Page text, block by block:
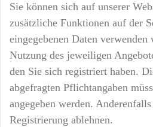
Sie können sich auf unserer
zusätzliche Funktionen auf der
eingegebenen Daten
Nutzung des jeweiligen
den Sie sich registriert haben.
abgefragten Pflichtangaben
angegeben werden.
Registrierung ablehnen.